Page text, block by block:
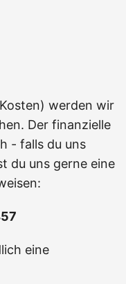
werden wir
Der finanzielle
- falls du uns
du uns gerne eine
eine